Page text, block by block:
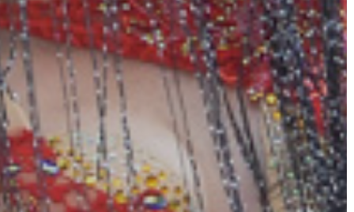
A
VÁROS
PÉNZÜGYEI